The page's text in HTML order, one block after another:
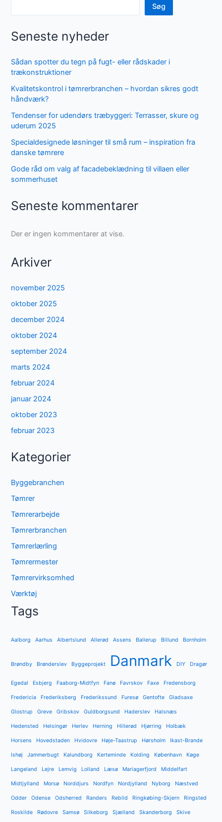
Søg
Seneste nyheder
Sådan spotter du tegn på fugt- eller rådskader i
trækonstruktioner
Kvalitetskontrol i tømrerbranchen – hvordan sikres godt
håndværk?
Tendenser for udendørs træbyggeri: Terrasser, skure og
uderum 2025
Specialdesignede løsninger til små rum – inspiration fra
danske tømrere
Gode råd om valg af facadebeklædning til villaen eller
sommerhuset
Seneste kommentarer
Der er ingen kommentarer at vise.
Arkiver
november 2025
oktober 2025
december 2024
oktober 2024
september 2024
marts 2024
februar 2024
januar 2024
oktober 2023
februar 2023
Kategorier
Byggebranchen
Tømrer
Tømrerarbejde
Tømrerbranchen
Tømrerlærling
Tømrermester
Tømrervirksomhed
Værktøj
Tags
Aalborg Aarhus Albertslund Allerød Assens Ballerup Billund Bornholm
Brøndby Brønderslev Byggeprojekt Danmark DIY Dragør
Egedal Esbjerg Faaborg-Midtfyn Fanø Favrskov Faxe Fredensborg
Fredericia Frederiksberg Frederikssund Furesø Gentofte Gladsaxe
Glostrup Greve Gribskov Guldborgsund Haderslev Halsnæs
Hedensted Helsingør Herlev Herning Hillerød Hjørring Holbæk
Horsens Hovedstaden Hvidovre Høje-Taastrup Hørsholm Ikast-Brande
Ishøj Jammerbugt Kalundborg Kerteminde Kolding København Køge
Langeland Lejre Lemvig Lolland Læsø Mariagerfjord Middelfart
Midtjylland Morsø Norddjurs Nordfyn Nordjylland Nyborg Næstved
Odder Odense Odsherred Randers Rebild Ringkøbing-Skjern Ringsted
Roskilde Rødovre Samsø Silkeborg Sjælland Skanderborg Skive